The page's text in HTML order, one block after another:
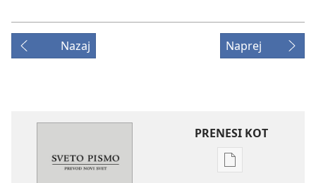
Nazaj Naprej
PRENESI KOT
Možnosti